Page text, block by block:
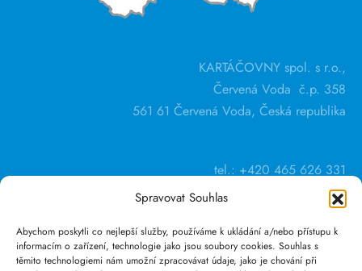
Spravovat Souhlas
Abychom poskytli co nejlepší služby, používáme k ukládání a/nebo přístupu k
informacím o zařízení, technologie jako jsou soubory cookies. Souhlas s
těmito technologiemi nám umožní zpracovávat údaje, jako je chování při
KARTÁČOVNY spol. s r.o.,
Červená Voda č.p. 358
561 61 Červená Voda, Česká republika
tel.: +420 465 626 331